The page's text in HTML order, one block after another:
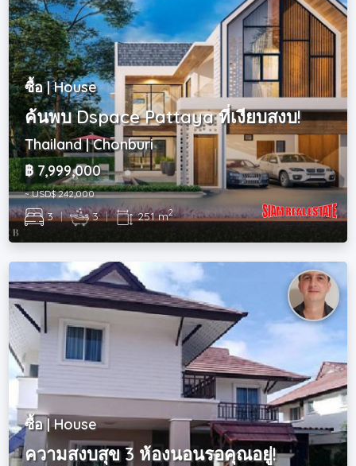
ซื้อ | House
ค้นพบ Dspace Pattaya ที่เงียบสงบ!
Thailand | Chonburi
฿ 7,999,000
~ USD$ 242,000
3 | 3 | 251 m2
ซื้อ | House
ความสงบสุข 3 ห้องนอนรอคุณอยู่!